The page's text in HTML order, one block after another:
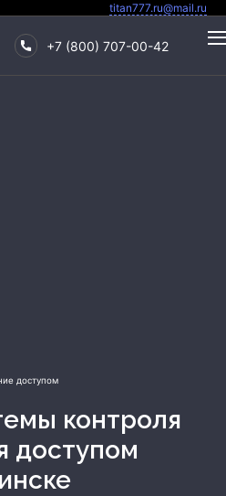
titan777.ru@mail.ru
+7 (800) 707-00-42
доступом
доступом